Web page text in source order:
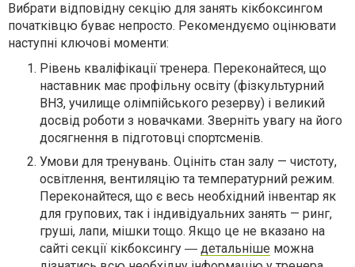
Вибрати відповідну секцію для занять кікбоксингом
початківцю буває непросто. Рекомендуємо оцінювати
наступні ключові моменти:
Рівень кваліфікації тренера. Переконайтеся, що
наставник має профільну освіту (фізкультурний
ВНЗ, училище олімпійського резерву) і великий
досвід роботи з новачками. Зверніть увагу на його
досягнення в підготовці спортсменів.
Умови для тренувань. Оцініть стан залу — чистоту,
освітлення, вентиляцію та температурний режим.
Переконайтеся, що є весь необхідний інвентар як
для групових, так і індивідуальних занять — ринг,
груші, лапи, мішки тощо. Якщо це не вказано на
сайті секції кікбоксингу ― детальніше можна